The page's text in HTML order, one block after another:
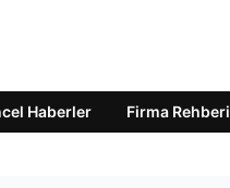
Haberler Firma Rehberi